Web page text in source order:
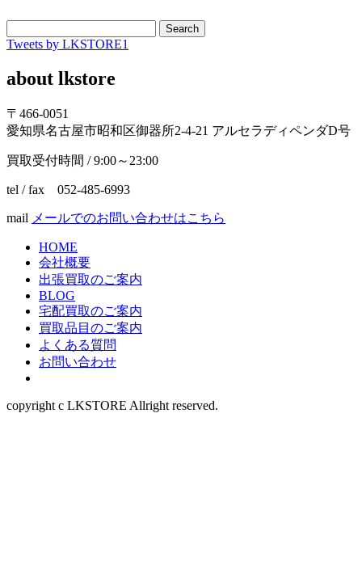
Search
Tweets by LKSTORE1
about lkstore
〒466-0051
愛知県名古屋市昭和区御器所2-4-21 アルセラディペンダD号
買取受付時間 / 9:00～23:00
tel / fax 052-485-6993
mail メールでのお問い合わせはこちら
HOME
会社概要
出張買取のご案内
BLOG
宅配買取のご案内
買取品目のご案内
よくある質問
お問い合わせ
copyright c LKSTORE Allright reserved.